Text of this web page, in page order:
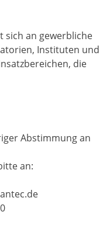
sich an gewerbliche
Instituten und
die
Abstimmung an
an: